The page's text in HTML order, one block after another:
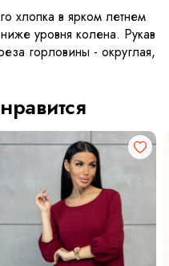
хлопка в ярком летнем
уровня колена. Рукав
горловины - округлая,